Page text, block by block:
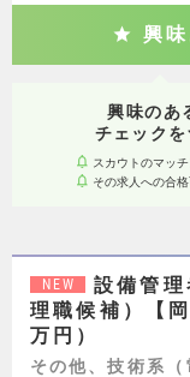
興味
興味のあ
チェック
スカウトのマッ
その求人への合
NEW
設備管
理職候補）【
万円）
その他、技術系（